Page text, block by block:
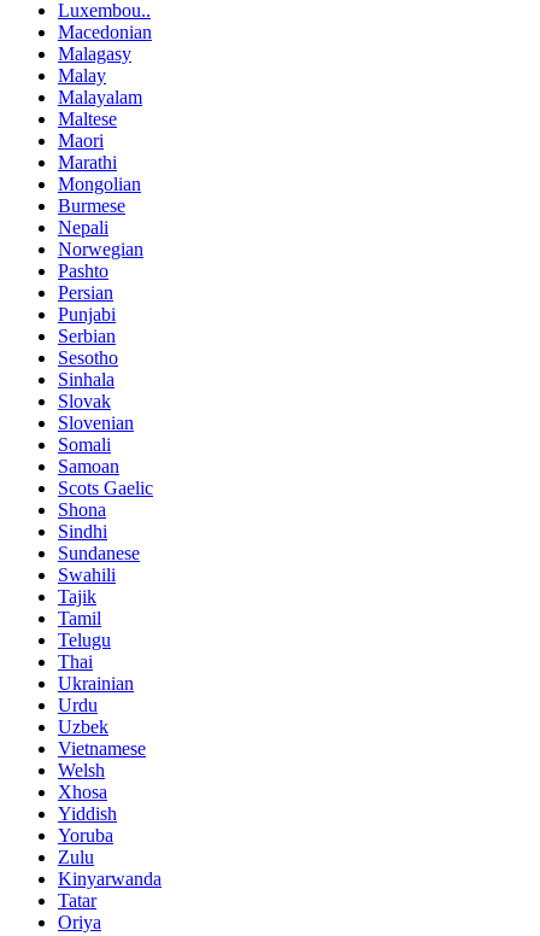
Luxembou..
Macedonian
Malagasy
Malay
Malayalam
Maltese
Maori
Marathi
Mongolian
Burmese
Nepali
Norwegian
Pashto
Persian
Punjabi
Serbian
Sesotho
Sinhala
Slovak
Slovenian
Somali
Samoan
Scots Gaelic
Shona
Sindhi
Sundanese
Swahili
Tajik
Tamil
Telugu
Thai
Ukrainian
Urdu
Uzbek
Vietnamese
Welsh
Xhosa
Yiddish
Yoruba
Zulu
Kinyarwanda
Tatar
Oriya